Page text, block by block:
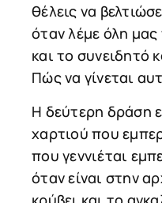
θέλεις να
όταν λέμε όλη
και το συνειδητό
Πώς να γίνεται
Η δεύτερη δράση
χαρτιού που
που γεννιέται
όταν είναι στην